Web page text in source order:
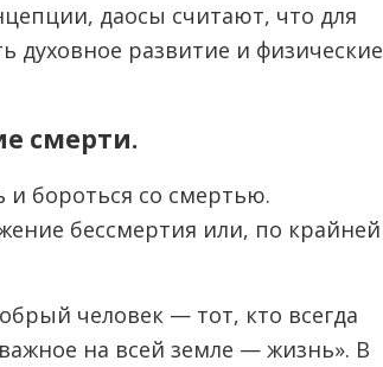
даосы считают, что для
духовное развитие и физические
смерти.
бороться со смертью.
бессмертия или, по крайней
человек — тот, кто всегда
на всей земле — жизнь». В